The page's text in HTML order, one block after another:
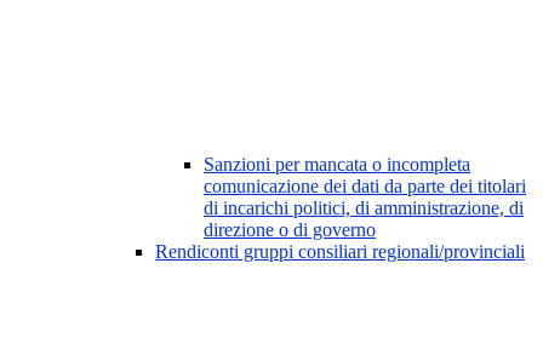
Sanzioni per mancata o incompleta
comunicazione dei dati da parte dei titolari
di incarichi politici, di amministrazione, di
direzione o di governo
Rendiconti gruppi consiliari regionali/provinciali